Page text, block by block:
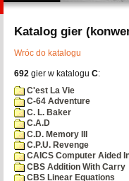
Katalog gier
Wróc do katalogu
692 gier w katalogu C:
C'est La Vie
C-64 Adventure
C. L. Baker
C.A.D
C.D. Memory III
C.P.U. Revenge
CAICS Computer Aided
CBS Addition With Carry
CBS Linear Equations